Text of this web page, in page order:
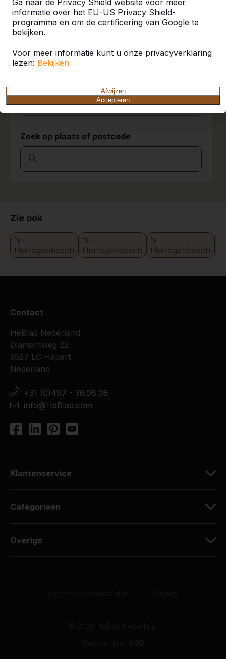
Ga naar de Privacy Shield website voor meer
informatie over het EU-US Privacy Shield-
programma en om de certificering van Google te
bekijken.
Voor meer informatie kunt u onze privacyverklaring
lezen: Bekijken
Afwijzen
Accepteren
zelfs daarbuiten. Bekijk hier waar bij u in de
buurt al een HeBlad product staat.
Product
Alles weergeven
Categorie
Alles weergeven
Zoek op plaats of postcode
Zie ook
´s-
Hertogenbosch
's -
Hertogenbosch
's
Hertogenbosch
Contact
HeBlad Nederland
Diamantweg 22
5527 LC Hapert
Nederland
+31 (0)497 - 36.08.08
info@HeBlad.com
Klantenservice
Categorieën
Overige